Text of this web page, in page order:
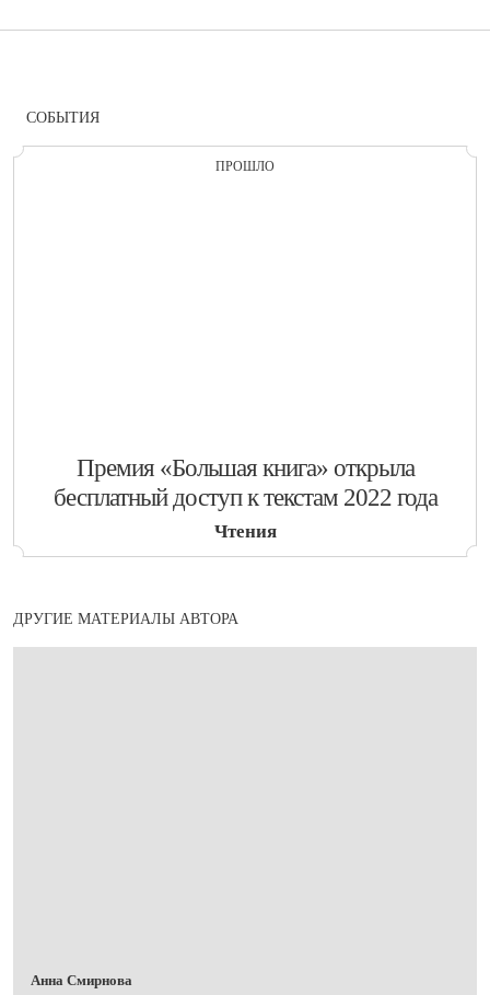
СОБЫТИЯ
ПРОШЛО
​Премия «Большая книга» открыла
бесплатный доступ к текстам 2022 года
Чтения
ДРУГИЕ МАТЕРИАЛЫ АВТОРА
Анна Смирнова